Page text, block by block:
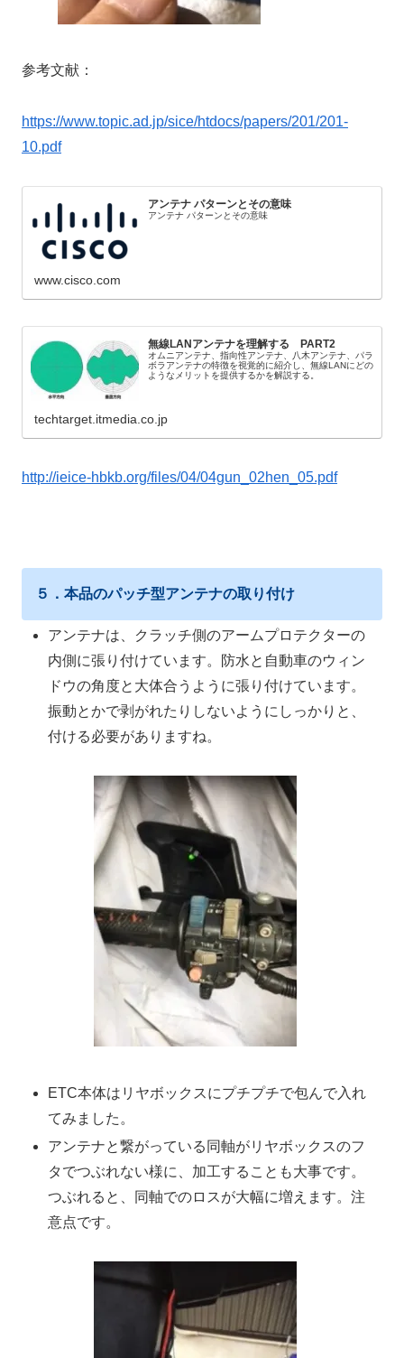
参考文献：
https://www.topic.ad.jp/sice/htdocs/papers/201/201-
10.pdf
アンテナ パターンとその意味
アンテナ パターンとその意味
www.cisco.com
無線LANアンテナを理解する PART2
オムニアンテナ、指向性アンテナ、八木アンテナ、パラ
ボラアンテナの特徴を視覚的に紹介し、無線LANにどの
ようなメリットを提供するかを解説する。
techtarget.itmedia.co.jp
http://ieice-hbkb.org/files/04/04gun_02hen_05.pdf
５．本品のパッチ型アンテナの取り付け
アンテナは、クラッチ側のアームプロテクターの
内側に張り付けています。防水と自動車のウィン
ドウの角度と大体合うように張り付けています。
振動とかで剥がれたりしないようにしっかりと、
付ける必要がありますね。
ETC本体はリヤボックスにプチプチで包んで入れ
てみました。
アンテナと繋がっている同軸がリヤボックスのフ
タでつぶれない様に、加工することも大事です。
つぶれると、同軸でのロスが大幅に増えます。注
意点です。